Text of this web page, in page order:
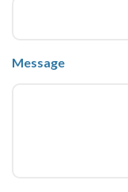
Message